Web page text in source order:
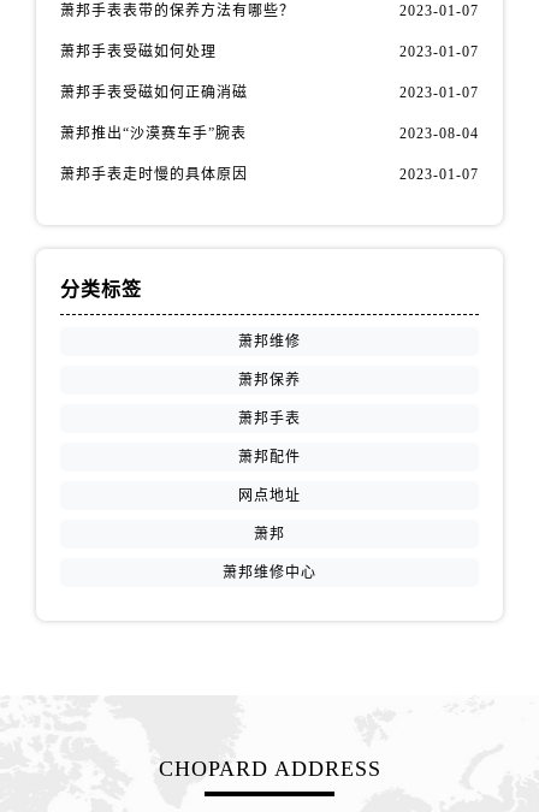
萧邦手表表带的保养方法有哪些？ 2023-01-07
萧邦手表受磁如何处理 2023-01-07
萧邦手表受磁如何正确消磁 2023-01-07
萧邦推出“沙漠赛车手”腕表 2023-08-04
萧邦手表走时慢的具体原因 2023-01-07
分类标签
萧邦维修
萧邦保养
萧邦手表
萧邦配件
网点地址
萧邦
萧邦维修中心
CHOPARD ADDRESS